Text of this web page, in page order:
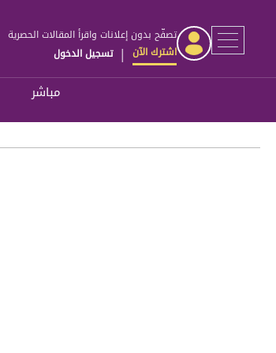
تصفّح بدون إعلانات واقرأ المقالات الحصرية
اشترك الآن | تسجيل الدخول
مباشر